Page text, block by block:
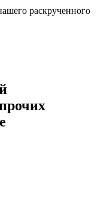
раскрученного